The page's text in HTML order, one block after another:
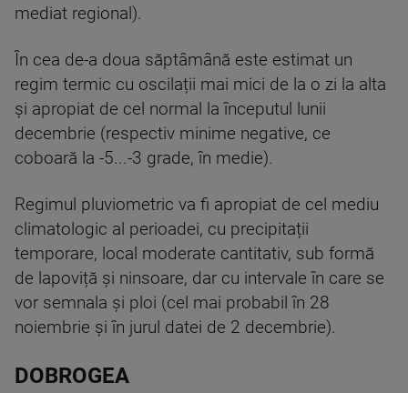
mediat regional).
În cea de-a doua săptâmână este estimat un
regim termic cu oscilații mai mici de la o zi la alta
și apropiat de cel normal la începutul lunii
decembrie (respectiv minime negative, ce
coboară la -5...-3 grade, în medie).
Regimul pluviometric va fi apropiat de cel mediu
climatologic al perioadei, cu precipitații
temporare, local moderate cantitativ, sub formă
de lapoviță și ninsoare, dar cu intervale în care se
vor semnala și ploi (cel mai probabil în 28
noiembrie și în jurul datei de 2 decembrie).
DOBROGEA